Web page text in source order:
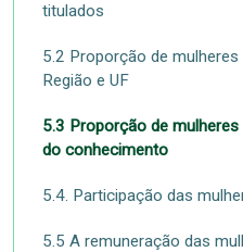
titulados
5.2 Proporção de
Região e UF
5.3 Proporção de
do conhecimento
5.4. Participação das
5.5 A remuneração das